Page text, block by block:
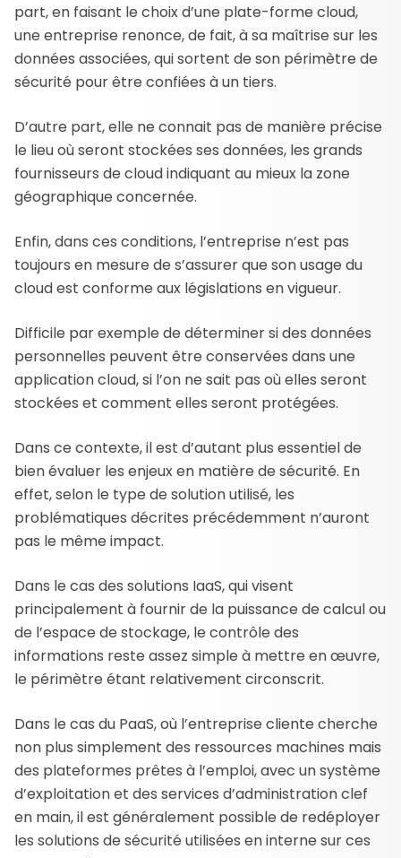
part, en faisant le choix d’une plate-forme cloud,
une entreprise renonce, de fait, à sa maîtrise sur les
données associées, qui sortent de son périmètre de
sécurité pour être confiées à un tiers.
D’autre part, elle ne connait pas de manière précise
le lieu où seront stockées ses données, les grands
fournisseurs de cloud indiquant au mieux la zone
géographique concernée.
Enfin, dans ces conditions, l’entreprise n’est pas
toujours en mesure de s’assurer que son usage du
cloud est conforme aux législations en vigueur.
Difficile par exemple de déterminer si des données
personnelles peuvent être conservées dans une
application cloud, si l’on ne sait pas où elles seront
stockées et comment elles seront protégées.
Dans ce contexte, il est d’autant plus essentiel de
bien évaluer les enjeux en matière de sécurité. En
effet, selon le type de solution utilisé, les
problématiques décrites précédemment n’auront
pas le même impact.
Dans le cas des solutions IaaS, qui visent
principalement à fournir de la puissance de calcul ou
de l’espace de stockage, le contrôle des
informations reste assez simple à mettre en œuvre,
le périmètre étant relativement circonscrit.
Dans le cas du PaaS, où l’entreprise cliente cherche
non plus simplement des ressources machines mais
des plateformes prêtes à l’emploi, avec un système
d’exploitation et des services d’administration clef
en main, il est généralement possible de redéployer
les solutions de sécurité utilisées en interne sur ces